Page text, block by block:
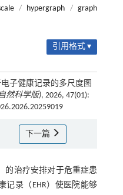
/ hypergraph / graph
引用格式 ▾
子健康记录的多尺度图
然科学版), 2026, 47(01):
下一篇
的治疗安排对于危重症患
记录（EHR）使医院能够